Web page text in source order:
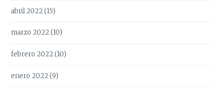
abril 2022(15)
marzo 2022(10)
febrero 2022(10)
enero 2022(9)